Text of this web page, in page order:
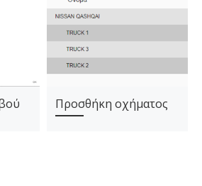
Προσθήκη οχήματος